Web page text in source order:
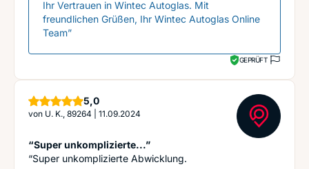
Ihr Vertrauen in Wintec Autoglas. Mit
freundlichen Grüßen, Ihr Wintec Autoglas Online
Team”
GEPRÜFT
5,0Sterne
von U. K., 89264 11.09.2024
“Super unkomplizierte...”
“Super unkomplizierte Abwicklung.